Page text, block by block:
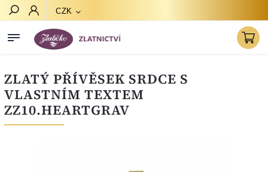
CZK
ZLATÝ PŘÍVĚSEK SRDCE S
VLASTNÍM TEXTEM
ZZ10.HEARTGRAV